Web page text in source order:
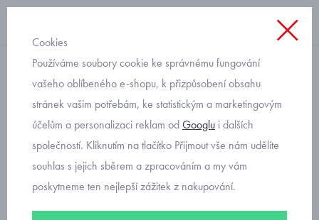
přes hlavu
dívčí modrý svetřík Mayoral
6337-76
Cookies
Používáme soubory cookie ke správnému fungování
vašeho oblíbeného e-shopu, k přizpůsobení obsahu
stránek vašim potřebám, ke statistickým a marketingovým
účelům a personalizaci reklam odGooglu i dalších
společností. Kliknutím na tlačítko Přijmout vše nám udělíte
souhlas s jejich sběrem a zpracováním a my vám
poskytneme ten nejlepší zážitek z nakupování.